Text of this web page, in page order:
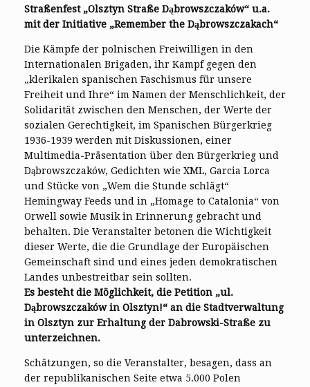
Straßenfest „Olsztyn Straße Dąbrowszczaków“ u.a.
mit der Initiative „Remember the Dąbrowszczakach“
Die Kämpfe der polnischen Freiwilligen in den
Internationalen Brigaden, ihr Kampf gegen den
„klerikalen spanischen Faschismus für unsere
Freiheit und Ihre“ im Namen der Menschlichkeit, der
Solidarität zwischen den Menschen, der Werte der
sozialen Gerechtigkeit, im Spanischen Bürgerkrieg
1936-1939 werden mit Diskussionen, einer
Multimedia-Präsentation über den Bürgerkrieg und
Dąbrowszczaków, Gedichten wie XML, Garcia Lorca
und Stücke von „Wem die Stunde schlägt“
Hemingway Feeds und in „Homage to Catalonia“ von
Orwell sowie Musik in Erinnerung gebracht und
behalten. Die Veranstalter betonen die Wichtigkeit
dieser Werte, die die Grundlage der Europäischen
Gemeinschaft sind und eines jeden demokratischen
Landes unbestreitbar sein sollten.
Es besteht die Möglichkeit, die Petition „ul.
Dąbrowszczaków in Olsztyn!“ an die Stadtverwaltung
in Olsztyn zur Erhaltung der Dabrowski-Straße zu
unterzeichnen.
Schätzungen, so die Veranstalter, besagen, dass an
der republikanischen Seite etwa 5.000 Polen